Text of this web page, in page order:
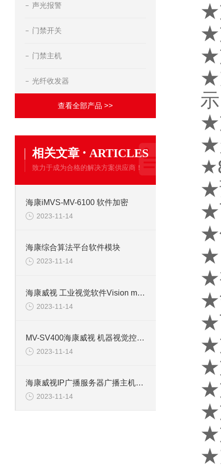
声光报警
门禁开关
门禁主机
光纤收发器
查看全部产品 >>
相关文章 · ARTICLES
致力于成为合格的解决方案供应商！
海康iMVS-MV-6100 软件加密
2023-11-14
海康综合算法平台软件模块
2023-11-14
海康威视 工业视觉软件Vision master
2023-11-14
MV-SV400海康威视 机器视觉控制内置SmartView软件
2023-11-14
海康威视IP广播服务器广播主机（带软件）DS-KAM6HG1-S
2023-11-14
★
★
★
★
示
★
★
★
★
★
★
★
★
★
★
★
★
★
★
★